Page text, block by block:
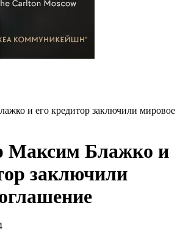
и его кредитор заключили мировое
Максим Блажко и
заключили